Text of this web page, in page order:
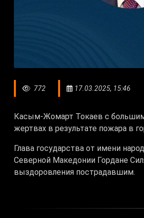
772 17.03.2025, 15:46
Касым-Жомарт Токаев с большим
жертвах в результате пожара в
Глава государства от имени
Северной Македонии Гордане
выздоровления пострадавшим.